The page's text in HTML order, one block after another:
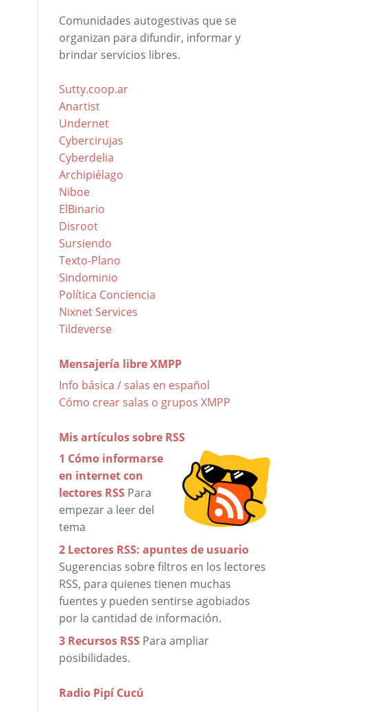
Comunidades autogestivas que se
organizan para difundir, informar y
brindar servicios libres.
Sutty.coop.ar
Anartist
Undernet
Cybercirujas
Cyberdelia
Archipiélago
Niboe
ElBinario
Disroot
Sursiendo
Texto-Plano
Sindominio
Política Conciencia
Nixnet Services
Tildeverse
Mensajería libre XMPP
Info básica / salas en español
Cómo crear salas o grupos XMPP
Mis artículos sobre RSS
1 Cómo informarse
en internet con
lectores RSSPara
empezar a leer del
tema
2 Lectores RSS: apuntes de usuario
Sugerencias sobre filtros en los lectores
RSS, para quienes tienen muchas
fuentes y pueden sentirse agobiados
por la cantidad de información.
3 Recursos RSSPara ampliar
posibilidades.
Radio Pipí Cucú